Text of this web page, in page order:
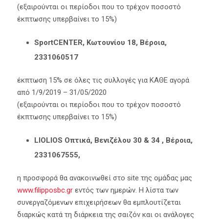
(εξαιρούνται οι περίοδοι που το τρέχον ποσοστό
έκπτωσης υπερβαίνει το 15%)
SportCENTER, Κωτουνίου 18, Βέροια,
2331060517
έκπτωση 15% σε όλες τις συλλογές για ΚΑΘΕ αγορά
από 1/9/2019 – 31/05/2020
(εξαιρούνται οι περίοδοι που το τρέχον ποσοστό
έκπτωσης υπερβαίνει το 15%)
LIOLIOS Οπτικά, Βενιζέλου 30 & 34 , Βέροια,
2331067555,
η προσφορά θα ανακοινωθεί στο site της ομάδας μας
www.filipposbc.gr εντός των ημερών. Η λίστα των
συνεργαζόμενων επιχειρήσεων θα εμπλουτίζεται
διαρκώς κατά τη διάρκεια της σαιζόν και οι ανάλογες